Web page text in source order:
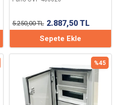
5.250,00TL 2.887,50 TL
Sepete Ekle
%45